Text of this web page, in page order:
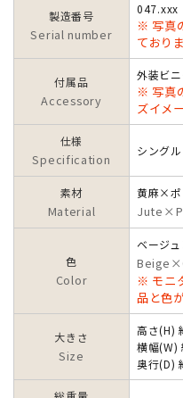
製造番号
Serial number
047.xxx
※ 写真
ており
付属品
Accessory
外装ビ
※ 写真
ズイメ
仕様
Specification
シング
素材
Material
黄麻×ポ
色
Color
ベージ
※ モニ
品と色
大きさ
Size
高さ(H)
横幅(W)
奥行(D)